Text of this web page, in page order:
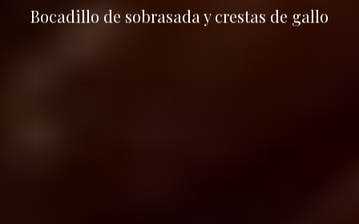
Bocadillo de sobrasada y crestas de gallo